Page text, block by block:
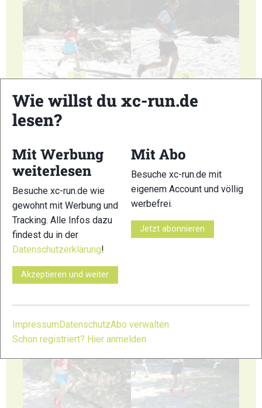
25 26
27 28
29
31
Wie willst du xc-run.de
lesen?
Mit Werbung
weiterlesen
Besuche xc-run.de wie
gewohnt mit Werbung und
Tracking. Alle Infos dazu
findest du in der
Datenschutzerklärung!
Akzeptieren und weiter
Mit Abo
Besuche xc-run.de mit
eigenem Account und völlig
werbefrei.
Jetzt abonnieren
Impressum DatenschutzAbo verwalten
Schon registriert? Hier anmelden